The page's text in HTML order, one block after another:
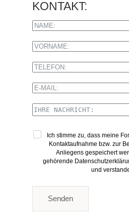
KONTAKT:
Ich stimme zu, dass meine
Kontaktaufnahme bzw. zur
Anliegens gespeichert
gehörende
und
Senden